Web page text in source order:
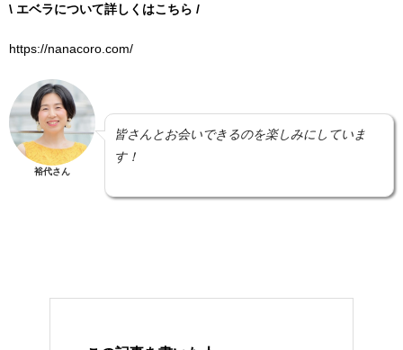
\ エベラについて詳しくはこちら /
https://nanacoro.com/
裕代さん
皆さんとお会いできるのを楽しみにしていま
す！